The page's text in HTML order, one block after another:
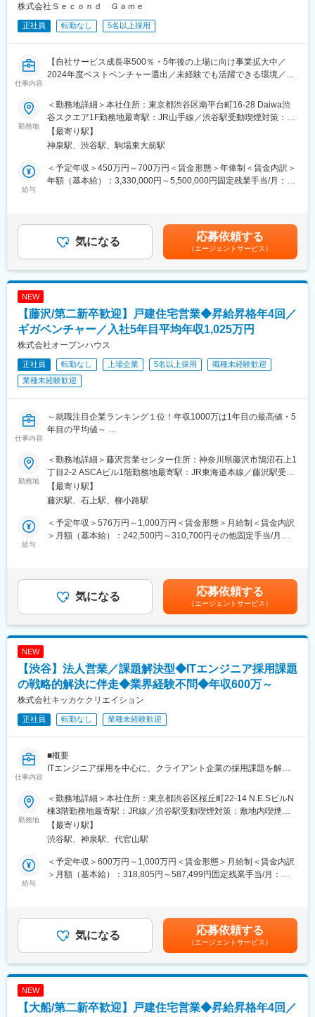
└早期離職分析
・クライアントとのやり取りや、ソリューション提供から得たノ
・マーケティング、市場分析 など
◎多くの変数を捉えながら市場全体へのアプローチが可能
医療/介護/保育/障がい福祉業界×人材という市場では、法制度の改
定や大型M&Aなど、ドラスティックな変化が起きやすい環境で
す。そのため、事業運営で捉えなくてはいけない要素が他産業と
比較して複雑です。
一方で、多くの変数を捉えながら着実に成果に生みだすことがで
きれば、どの市場でも戦えるビジネスパーソンへ成長することが
可能です。さらに、市場におけるSMSのシェアや影響力が大きい
◎本質的課題を捉えたソリューション提案
SMSのあらゆるリソースを活用した提案が可能なため、個社ごと
変更の範囲：事業や所属部門の状況の変化等により、会社の指示
する職務内容へ変更することがある
株式会社Ｓｅｃｏｎｄ Ｇａｍｅ
正社員 転勤なし 5名以上採用
仕事内容
【自社サービス成長率500％・5年後の上場に向け事業拡大中／
2024年度ベストベンチャー選出／未経験でも活躍できる環境／住
同社は、AIを活用した保育業界向けDX支援を行い、人材紹介事業
や求人データベースの「AgentOne」、離職防止ツール
「EngageOne」などを展開。
保育士が本来の業務に専念でき、子どもが健やかに育つ環境づく
りを理念としています。
■業務内容：
業をお任せいたします。
役員直下のポジションで、ともに推進していただけるメンバーの
採用です。
・保育法人への新規開拓営業
・市場調査
・新サービスの企画立案
・導入後の運用サポート
など、幅広くご担当いただきます。
★営業活動のみならず、顧客の声を基にしたプロダクト改善やス
のDXやコンプライアンス強化を支援。事業づくりの手触り感を持
ちながら、圧倒的なスピードで成長できます！
■入社後の流れ
入社時：
1～3日目にかけて座学研修があり、具体的には労務知識／保育業
界／人材紹介業務について等資料を使いながら、わかりやすく説
明し、未経験の方でもご安心頂けるようフォローします。
その後はOJTにて役員が一緒に業務を行いながら育成予定です。
現場での業務から徐々に立ち上がっていただくことを想定してい
変更の範囲：会社の定める業務
勤務地
＜勤務地詳細＞本社住所：東京都渋谷区南平台町16-28 Daiwa渋
谷スクエア1F勤務地最寄駅：JR山手線／渋谷駅受動喫煙対策：屋
内全面禁煙変更の範囲：会社の定める事業所（リモートワーク含
む）
【最寄り駅】
神泉駅、渋谷駅、駒場東大前駅
給与
＜予定年収＞450万円～700万円＜賃金形態＞年俸制＜賃金内訳＞
年額（基本給）：3,330,000円～5,500,000円固定残業手当/月：
給与補足＞■昇給年2回（4・10月）賃金はあくまでも目安の金額
であり、選考を通じて上下する可能性があります。月給(月額)は固
気になる 応募依頼する
（エージェントサービス）
NEW
【藤沢/第二新卒歓迎】戸建住宅営業◆昇給昇格年4回／
ギガベンチャー／入社5年目平均年収1,025万円
株式会社オープンハウス
正社員 転勤なし 上場企業 5名以上採用
職種未経験歓迎
業種未経験歓迎
仕事内容
～就職注目企業ランキング１位！年収1000万は1年目の最高値・5
年目の平均値～
＼おすすめポイント／
・日本で上位0.01%の＜売上1兆円企業＞トップレベルの成長率を
誇る上場大手
・未経験でも月給36万～！ 5年目平均年収1025万・昇進昇格年4
回・管理職の7割が20代！
・9割未経験・ほぼ全員が2カ月で数千万円の住宅を売れる抜群の
教育体制☆
来場者へのご案内や物件周辺でのお声がけを通じて、理想の住ま
い探しをサポート！
「都心×駅近×割安」が特徴で、一都三県・群馬・愛知・兵庫・大
ため、営業活動に集中できます。
■給与
未経験でも月給36万～！3年目の平均年収は740万、5年目の平均
年収は1025万と高水準です！
実際に、25歳・入社2年目で年収1000万円を達成した社員や、5年
目で年収2100万円超を実現した社員も活躍しています。
■教育体制
約9割が未経験入社。
上場後10年で売上1兆円超、社員数6600名規模まで成長できたの
は、未経験者を短期間で戦力化する教育体制があるからです。
入社後は本社研修やOJTで不動産知識や営業の基礎を学び、多く
の社員が入社2カ月目には初成約を経験しています。
最年少課長は23歳、最年少部長は27歳。上場企業平均（課長45.1
歳、部長50.7歳）と比べ圧倒的なスピードでキャリアアップが可
将来的には戸建・マンション・収益不動産・海外不動産へのキャ
■働き方
勤務地
＜勤務地詳細＞藤沢営業センター住所：神奈川県藤沢市鵠沼石上1
丁目2-2 ASCAビル1階勤務地最寄駅：JR東海道本線／藤沢駅受動
喫煙対策：屋内全面禁煙変更の範囲：会社の定める事業所
【最寄り駅】
藤沢駅、石上駅、柳小路駅
給与
＜予定年収＞576万円～1,000万円＜賃金形態＞月給制＜賃金内訳
＞月額（基本給）：242,500円～310,700円その他固定手当/月：
業手当＞有＜給与補足＞■昇進・昇格：年４回■賞与：年２回賃金
はあくまでも目安の金額であり、選考を通じて上下する可能性が
あります。月給(月額)は固定手当を含めた表記です。
気になる 応募依頼する
（エージェントサービス）
NEW
【渋谷】法人営業／課題解決型◆ITエンジニア採用課題
の戦略的解決に伴走◆業界経験不問◆年収600万～
株式会社キッカケクリエイション
正社員 転勤なし 業種未経験歓迎
仕事内容
■概要
ITエンジニア採用を中心に、クライアント企業の採用課題を解決
単なる求人案内にとどまらず、データに基づいた採用戦略の立
案・実行まで、採用パートナーとして深く関与することが求めら
れます。
■業務詳細
【クライアント向け業務】
◆採用戦略コンサルティング
- IT転職市場のデータと知見を活かし、採用ペルソナ設定・訴求内
必要な提案を実施
- クライアントの事業戦略に踏み込んだ求人創出・採用要件定義ま
で担当
改善の推進
勤務地
＜勤務地詳細＞本社住所：東京都渋谷区桜丘町22-14 N.E.SビルN
棟3階勤務地最寄駅：JR線／渋谷駅受動喫煙対策：敷地内喫煙可
能場所あり変更の範囲：会社の定める事業所
【最寄り駅】
渋谷駅、神泉駅、代官山駅
給与
＜予定年収＞600万円～1,000万円＜賃金形態＞月給制＜賃金内訳
＞月額（基本給）：318,805円～587,499円固定残業手当/月：
＞・昇給：年2回（3月,9月）平均年間昇給率10%・賞与：年2回
（冬賞与250万円の支給実績あり）・サインインボーナス：9月も
しくは3月に支給（入社月による）賃金はあくまでも目安の金額で
あり、選考を通じて上下する可能性があります。月給(月額)は固定
手当を含めた表記です。
気になる 応募依頼する
（エージェントサービス）
NEW
【大船/第二新卒歓迎】戸建住宅営業◆昇給昇格年4回／